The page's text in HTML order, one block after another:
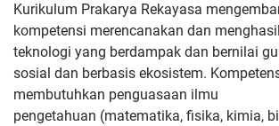
Kurikulum Prakarya Rekayasa
kompetensi merencanakan dan
teknologi yang berdampak dan bernilai
sosial dan berbasis ekosistem.
membutuhkan penguasaan ilmu
pengetahuan (matematika, fisika, kimia,